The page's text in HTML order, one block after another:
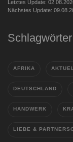
Letztes Update:
Nächstes Update:
Schlagwörter
AFRIKA
DEUTSCHLAND
HANDWERK
LIEBE &